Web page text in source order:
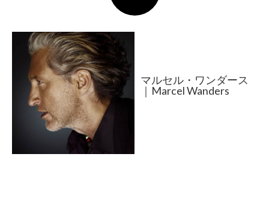
マルセル・ワンダース
｜Marcel Wanders